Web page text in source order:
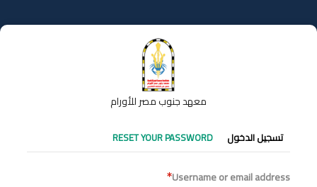
إلى
المحتوى
معهد جنوب مصر للأورام
التبويبات
الأساسية
تسجيل الدخول RESET YOUR PASSWORD
Username or email address